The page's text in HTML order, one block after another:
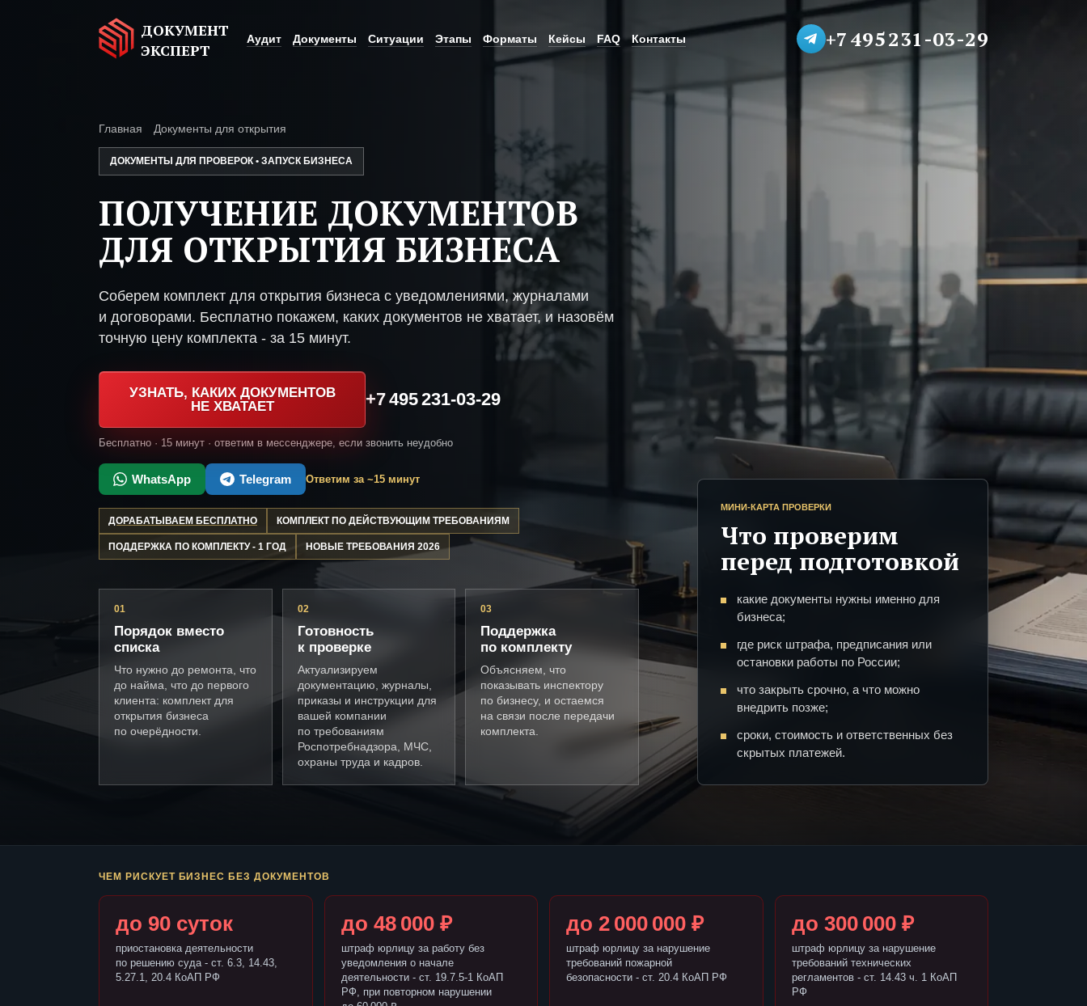
ДОКУМЕНТ
ЭКСПЕРТ
Аудит Документы Ситуации Этапы Форматы Кейсы FAQ Контакты +7 495 231-03-29
Главная Документы для открытия
ДОКУМЕНТЫ ДЛЯ ПРОВЕРОК • ЗАПУСК БИЗНЕСА
ПОЛУЧЕНИЕ ДОКУМЕНТОВ
ДЛЯ ОТКРЫТИЯ БИЗНЕСА
Соберем комплект для открытия бизнеса с уведомлениями, журналами
и договорами. Бесплатно покажем, каких документов не хватает, и назовём
точную цену комплекта - за 15 минут.
УЗНАТЬ, КАКИХ ДОКУМЕНТОВ
НЕ ХВАТАЕТ
+7 495 231-03-29
Бесплатно · 15 минут · ответим в мессенджере, если звонить неудобно
WhatsApp Telegram Ответим за ~15 минут
ДОРАБАТЫВАЕМ БЕСПЛАТНО КОМПЛЕКТ ПО ДЕЙСТВУЮЩИМ ТРЕБОВАНИЯМ
ПОДДЕРЖКА ПО КОМПЛЕКТУ - 1 ГОД НОВЫЕ ТРЕБОВАНИЯ 2026
01
Порядок вместо
списка
Что нужно до ремонта, что
до найма, что до первого
клиента: комплект для
открытия бизнеса
по очерёдности.
02
Готовность
к проверке
Актуализируем
документацию, журналы,
приказы и инструкции для
вашей компании
по требованиям
Роспотребнадзора, МЧС,
охраны труда и кадров.
03
Поддержка
по комплекту
Объясняем, что
показывать инспектору
по бизнесу, и остаемся
на связи после передачи
комплекта.
МИНИ-КАРТА ПРОВЕРКИ
Что проверим
перед подготовкой
какие документы нужны именно для
бизнеса;
где риск штрафа, предписания или
остановки работы по России;
что закрыть срочно, а что можно
внедрить позже;
сроки, стоимость и ответственных без
скрытых платежей.
ЧЕМ РИСКУЕТ БИЗНЕС БЕЗ ДОКУМЕНТОВ
до 90 суток
приостановка деятельности
по решению суда - ст. 6.3, 14.43,
5.27.1, 20.4 КоАП РФ
до 48 000 ₽
штраф юрлицу за работу без
уведомления о начале
деятельности - ст. 19.7.5-1 КоАП
РФ, при повторном нарушении
до 2 000 000 ₽
штраф юрлицу за нарушение
требований пожарной
безопасности - ст. 20.4 КоАП РФ
до 300 000 ₽
штраф юрлицу за нарушение
требований технических
регламентов - ст. 14.43 ч. 1 КоАП
РФ